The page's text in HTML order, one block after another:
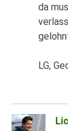
da
LG,